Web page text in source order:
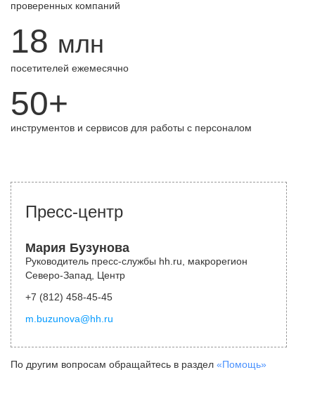
проверенных компаний
18 млн
посетителей ежемесячно
50+
инструментов и сервисов для работы с персоналом
Пресс-центр
Мария Бузунова
Руководитель пресс-службы hh.ru, макрорегион
Северо-Запад, Центр
+7 (812) 458-45-45
m.buzunova@hh.ru
По другим вопросам обращайтесь в раздел «Помощь»